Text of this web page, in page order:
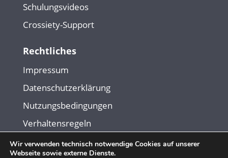
Schulungsvideos
Crossiety-Support
Rechtliches
Impressum
Datenschutzerklärung
Nutzungsbedingungen
Verhaltensregeln
Wir verwenden technisch notwendige Cookies auf unserer
Webseite sowie externe Dienste.